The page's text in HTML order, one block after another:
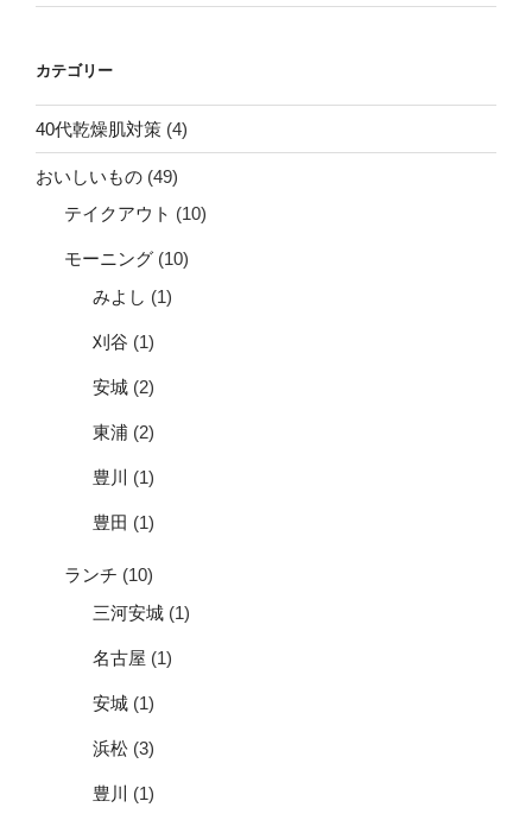
カテゴリー
40代乾燥肌対策 (4)
おいしいもの (49)
テイクアウト (10)
モーニング (10)
みよし (1)
刈谷 (1)
安城 (2)
東浦 (2)
豊川 (1)
豊田 (1)
ランチ (10)
三河安城 (1)
名古屋 (1)
安城 (1)
浜松 (3)
豊川 (1)